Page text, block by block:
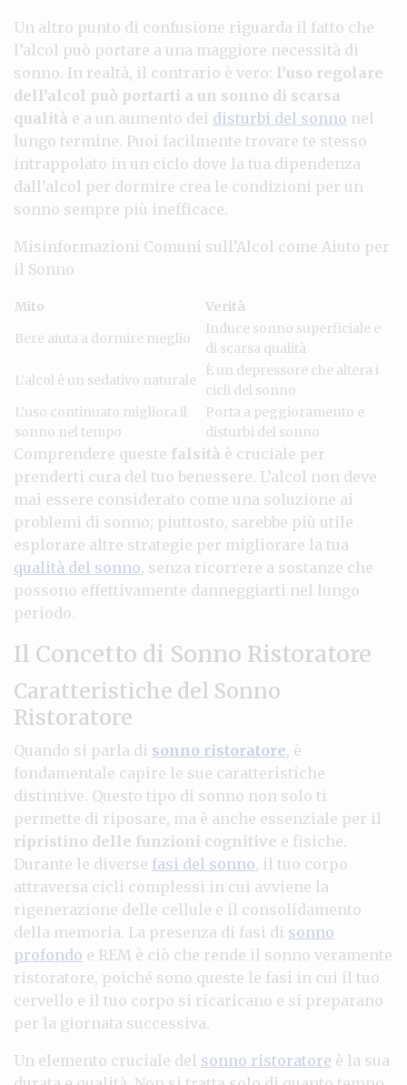
Un altro punto di confusione riguarda il fatto che
l’alcol può portare a una maggiore necessità di
sonno. In realtà, il contrario è vero: l’uso regolare
dell’alcol può portarti a un sonno di scarsa
qualità e a un aumento dei disturbi del sonno nel
lungo termine. Puoi facilmente trovare te stesso
intrappolato in un ciclo dove la tua dipendenza
dall’alcol per dormire crea le condizioni per un
sonno sempre più inefficace.
Misinformazioni Comuni sull’Alcol come Aiuto per
il Sonno
Mito
Verità
Bere aiuta a dormire meglio
Induce sonno superficiale e
di scarsa qualità
L’alcol è un sedativo naturale
È un depressore che altera i
cicli del sonno
L’uso continuato migliora il
sonno nel tempo
Porta a peggioramento e
disturbi del sonno
Comprendere queste falsità è cruciale per
prenderti cura del tuo benessere. L’alcol non deve
mai essere considerato come una soluzione ai
problemi di sonno; piuttosto, sarebbe più utile
esplorare altre strategie per migliorare la tua
qualità del sonno, senza ricorrere a sostanze che
possono effettivamente danneggiarti nel lungo
periodo.
Il Concetto di Sonno Ristoratore
Caratteristiche del Sonno
Ristoratore
Quando si parla di sonno ristoratore, è
fondamentale capire le sue caratteristiche
distintive. Questo tipo di sonno non solo ti
permette di riposare, ma è anche essenziale per il
ripristino delle funzioni cognitive e fisiche.
Durante le diverse fasi del sonno, il tuo corpo
attraversa cicli complessi in cui avviene la
rigenerazione delle cellule e il consolidamento
della memoria. La presenza di fasi di sonno
profondo e REM è ciò che rende il sonno veramente
ristoratore, poiché sono queste le fasi in cui il tuo
cervello e il tuo corpo si ricaricano e si preparano
per la giornata successiva.
Un elemento cruciale del sonno ristoratore è la sua